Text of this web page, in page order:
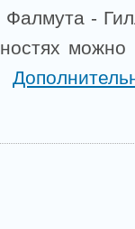
-
можно